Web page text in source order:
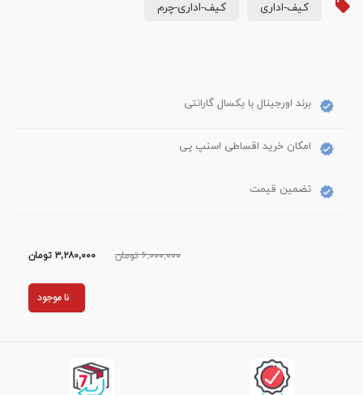
کیف-اداری کیف-اداری-چرم
برند اورجینال با یکسال گارانتی
امکان خرید اقساطی اسنپ پی
تضمین قیمت
۶,۰۰۰,۰۰۰ تومان ۳,۲۸۰,۰۰۰تومان
نا موجود